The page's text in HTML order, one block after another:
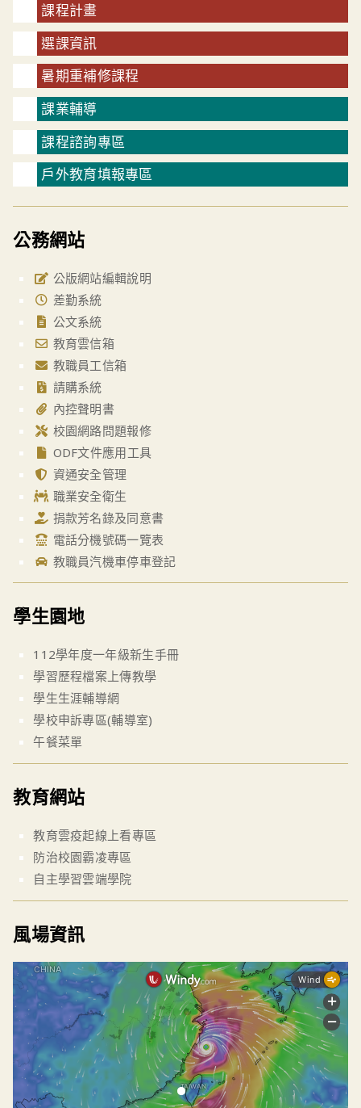
課程計畫
選課資訊
暑期重補修課程
課業輔導
課程諮詢專區
戶外教育填報專區
公務網站
公版網站編輯說明
差勤系統
公文系統
教育雲信箱
教職員工信箱
請購系統
內控聲明書
校園網路問題報修
ODF文件應用工具
資通安全管理
職業安全衛生
捐款芳名錄及同意書
電話分機號碼一覽表
教職員汽機車停車登記
學生園地
112學年度一年級新生手冊
學習歷程檔案上傳教學
學生生涯輔導網
學校申訴專區(輔導室)
午餐菜單
教育網站
教育雲疫起線上看專區
防治校園霸凌專區
自主學習雲端學院
風場資訊